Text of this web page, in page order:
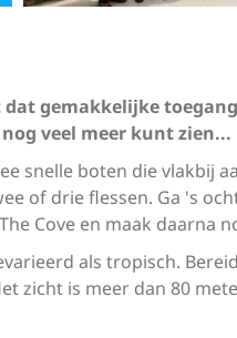
gemakkelijke
veel meer kunt zien...
snelle boten die vlakbij
of drie flessen. Ga 's
Cove en maak daarna
als tropisch.
zicht is meer dan 80